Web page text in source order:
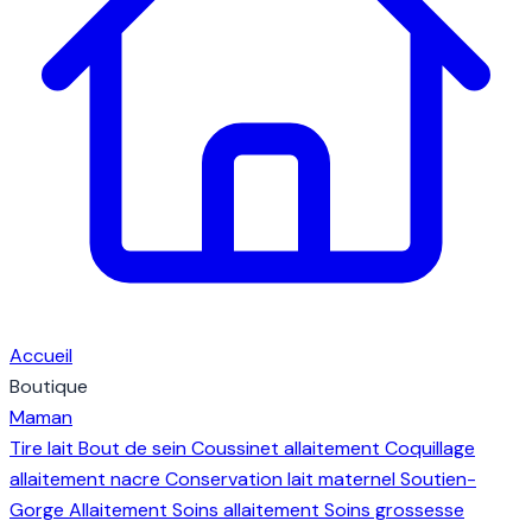
Accueil
Boutique
Maman
Tire lait Bout de seinCoussinet allaitement Coquillage
allaitement nacre Conservation lait maternelSoutien-
Gorge Allaitement Soins allaitement Soins grossesse